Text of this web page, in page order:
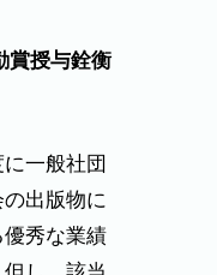
賞授与銓衡
一般社団
出版物に
秀な業績